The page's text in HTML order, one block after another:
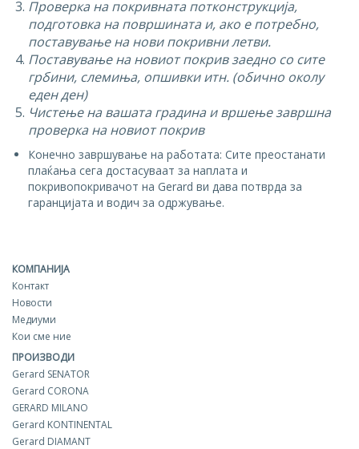
Проверка на покривната потконструкција,
подготовка на површината и, ако е потребно,
поставување на нови покривни летви.
Поставување на новиот покрив заедно со сите
грбини, слемиња, опшивки итн. (обично околу
еден ден)
Чистење на вашата градина и вршење завршна
проверка на новиот покрив
Конечно завршување на работата: Сите преостанати
плаќања сега достасуваат за наплата и
покривопокривачот на Gerard ви дава потврда за
гаранцијата и водич за одржување.
КОМПАНИЈА
Контакт
Новости
Медиуми
Кои сме ние
ПРОИЗВОДИ
Gerard SENATOR
Gerard CORONA
GERARD MILANO
Gerard KONTINENTAL
Gerard DIAMANT